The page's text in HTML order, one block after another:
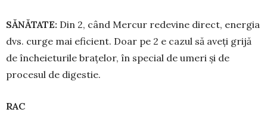
SĂNĂTATE: Din 2, când Mercur redevine di­rect, e­ner­gia
dvs. curge mai eficient. Doar pe 2 e cazul să aveți grijă
de în­che­ie­turile bra­țelor, în special de umeri și de
procesul de digestie.
RAC